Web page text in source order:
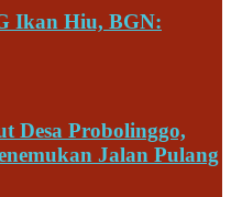
Ikan Hiu, BGN:
Desa Probolinggo,
Jalan Pulang